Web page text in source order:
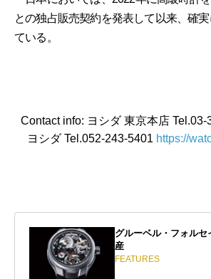
との独占販売契約を発表して以来、確
ている。
Contact info: ヨシダ 東京本店
ヨシダ Tel.052-243-5401 https://
グルーベル・フォル
産
FEATURES